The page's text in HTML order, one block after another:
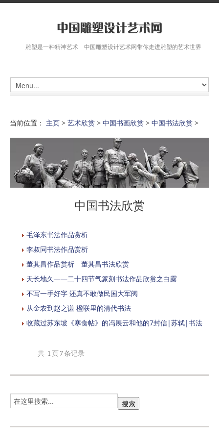
雕塑是一种精神艺术 中国雕塑设计艺术网带你走进雕塑的艺术世界
当前位置： 主页 > 艺术欣赏 > 中国书画欣赏 > 中国书法欣赏 >
中国书法欣赏
毛泽东书法作品赏析
李叔同书法作品赏析
董其昌作品赏析 董其昌书法欣赏
天长地久——二十四节气篆刻书法作品欣赏之白露
不写一手好字 还真不敢做民国大军阀
从金农到赵之谦 楹联里的清代书法
收藏过苏东坡《寒食帖》的冯展云和他的7封信|苏轼|书法
共 1 页 7 条记录